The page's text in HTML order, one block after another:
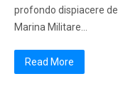
profondo dispiacere
Marina Militare…
Read More